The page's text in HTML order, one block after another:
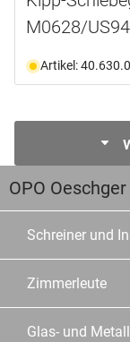
M0628/
Artikel:
OPO
Schreiner und
Zimmerleute
Glas- und